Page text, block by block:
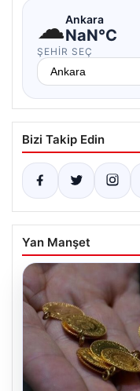
☁Ankara
NaN°C
ŞEHIR SEÇ
Bizi Takip Edin
Yan Manşet